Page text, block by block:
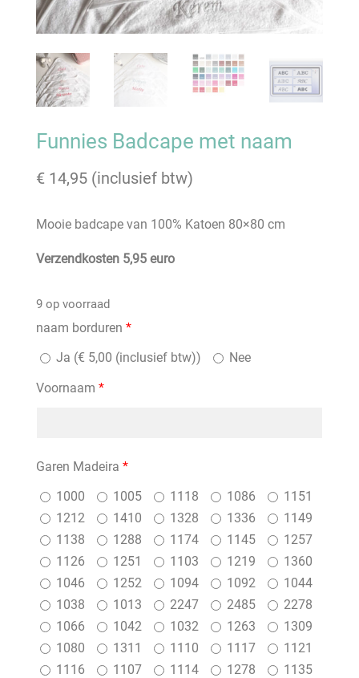
Funnies Badcape met naam
€ 14,95 (inclusief btw)
Mooie badcape van 100% Katoen 80×80 cm
Verzendkosten 5,95 euro
9 op voorraad
naam borduren *
Ja (€ 5,00 (inclusief btw))
Nee
Voornaam *
Garen Madeira *
1000
1005 1118 1086
1151
1212
1410 1328 1336
1149
1138
1288 1174 1145
1257
1126
1251 1103 1219
1360
1046
1252 1094 1092
1044
1038
1013 2247 2485
2278
1066
1042 1032 1263
1309
1080
1311 1110 1117
1121
1116
1107 1114 1278
1135